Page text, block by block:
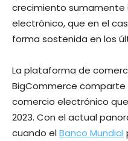
crecimiento
electrónico, que en el
forma sostenida en los
La plataforma de
BigCommerce
comercio electrónico
2023. Con el actual
cuando elBanco Mundial